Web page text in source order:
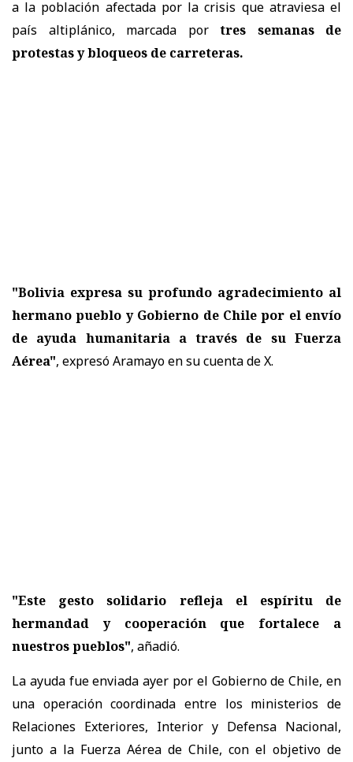
a la población afectada por la crisis que atraviesa el
país altiplánico, marcada por tres semanas de
protestas y bloqueos de carreteras.
"Bolivia expresa su profundo agradecimiento al
hermano pueblo y Gobierno de Chile por el envío
de ayuda humanitaria a través de su Fuerza
Aérea", expresó Aramayo en su cuenta de X.
"Este gesto solidario refleja el espíritu de
hermandad y cooperación que fortalece a
nuestros pueblos", añadió.
La ayuda fue enviada ayer por el Gobierno de Chile, en
una operación coordinada entre los ministerios de
Relaciones Exteriores, Interior y Defensa Nacional,
junto a la Fuerza Aérea de Chile, con el objetivo de